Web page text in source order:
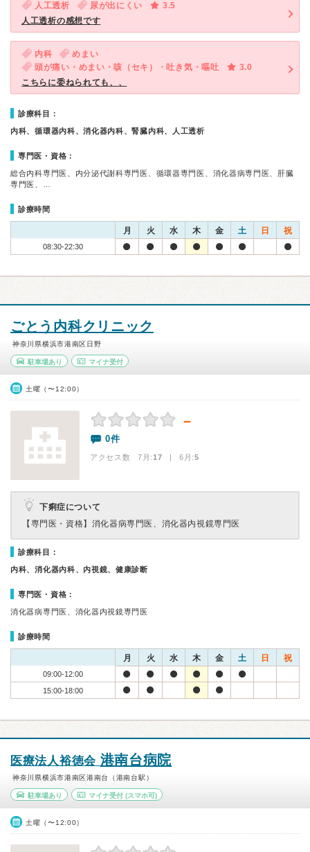
人工透析 尿が出にくい
3.5
人工透析の感想です
内科
めまい
頭が痛い・めまい・咳（セキ）・吐き気・嘔吐
3.0
こちらに委ねられても、、
診療科目：
内科、循環器内科、消化器内科、腎臓内科、人工透析
専門医・資格：
総合内科専門医、内分泌代謝科専門医、循環器専門医、消化器病専門医、肝臓
専門医、…
診療時間
月 火 水 木 金 土 日 祝
08:30-22:30
ごとう内科クリニック
神奈川県横浜市港南区日野
駐車場あり マイナ受付
土曜（〜12:00）
－
0件
アクセス数 7月:17 | 6月:5
下痢症について
【専門医・資格】 消化器病専門医、消化器内視鏡専門医
診療科目：
内科、消化器内科、内視鏡、健康診断
専門医・資格：
消化器病専門医、消化器内視鏡専門医
診療時間
月 火 水 木 金 土 日 祝
09:00-12:00
15:00-18:00
医療法人裕徳会 港南台病院
神奈川県横浜市港南区港南台（港南台駅）
駐車場あり マイナ受付(スマホ可)
土曜（〜12:00）